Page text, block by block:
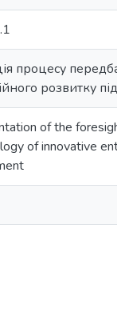
процесу
розвитку
of the foresight
of innovative